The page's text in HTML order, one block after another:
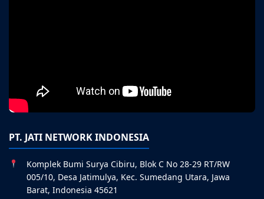
PT. JATI NETWORK INDONESIA
Komplek Bumi Surya Cibiru, Blok C No 28-29 RT/RW
005/10, Desa Jatimulya, Kec. Sumedang Utara, Jawa
Barat, Indonesia 45621